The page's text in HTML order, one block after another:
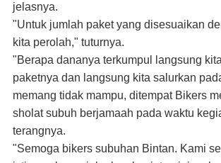
jelasnya.
"Untuk jumlah paket yang disesuaikan
kita perolah," tuturnya.
"Berapa dananya terkumpul langsung
paketnya dan langsung kita salurkan
memang tidak mampu, ditempat Bikers
sholat subuh berjamaah pada waktu
terangnya.
"Semoga bikers subuhan Bintan. Kami